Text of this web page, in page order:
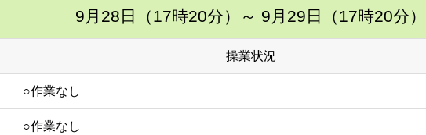
9月28日（17時20分） ～ 9月29日（17時20分）
操業状況
○作業なし
○作業なし